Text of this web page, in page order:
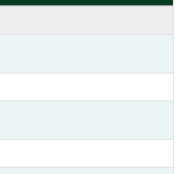
おわり